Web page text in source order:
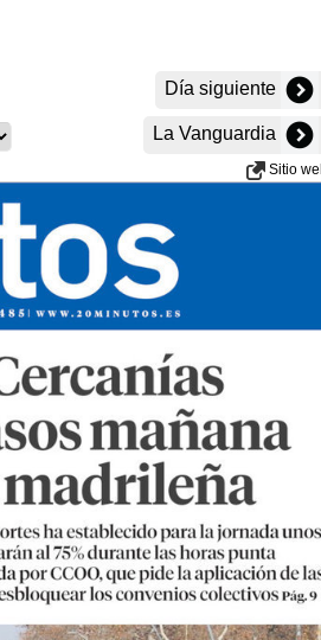
Día siguiente
La Vanguardia
Sitio